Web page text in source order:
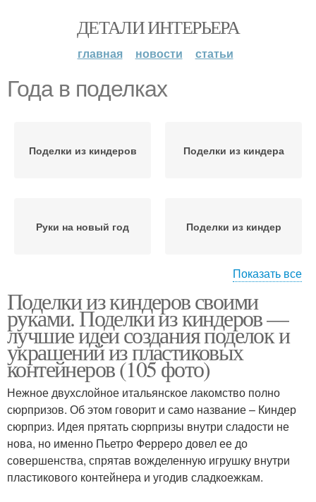
ДЕТАЛИ ИНТЕРЬЕРА
главная новости статьи
Года в поделках
Поделки из киндеров Поделки из киндера
Руки на новый год Поделки из киндер
Яйца на новый год Необычные поделки
Поделки для детского
сада
Поделки из футляров
Поделки с малышами
Поделки из
пластиковых яиц
Показать все
Поделки из киндеров своими
руками. Поделки из киндеров —
лучшие идеи создания поделок и
украшений из пластиковых
контейнеров (105 фото)
Нежное двухслойное итальянское лакомство полно
сюрпризов. Об этом говорит и само название – Киндер
сюрприз. Идея прятать сюрпризы внутри сладости не
нова, но именно Пьетро Ферреро довел ее до
совершенства, спрятав вожделенную игрушку внутри
пластикового контейнера и угодив сладкоежкам.